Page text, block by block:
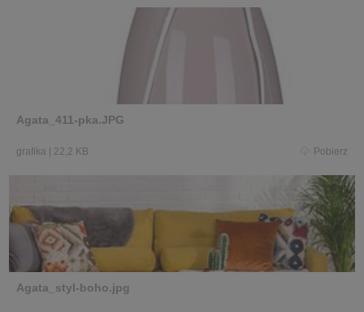
Agata_411-pka.JPG
grafika | 22,2 KB Pobierz
Agata_styl-boho.jpg